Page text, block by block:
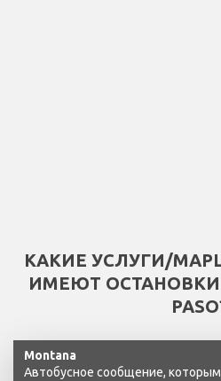
КАКИЕ УСЛУГИ/
ИМЕЮТ ОСТАНОВКИ
Montana
Автобусное сообщение,